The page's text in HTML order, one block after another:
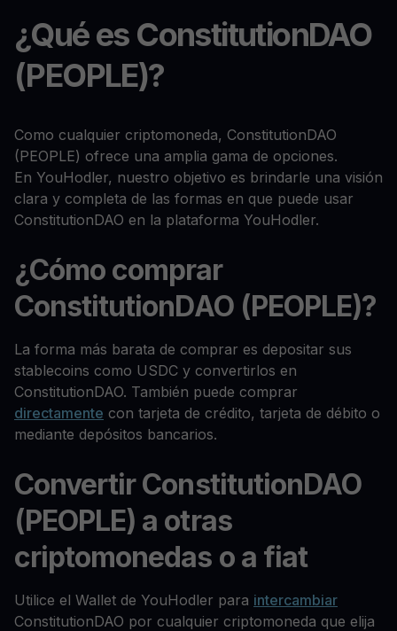
¿Qué es ConstitutionDAO
(PEOPLE)?
Como cualquier criptomoneda, ConstitutionDAO
(PEOPLE) ofrece una amplia gama de opciones.
En YouHodler, nuestro objetivo es brindarle una visión
clara y completa de las formas en que puede usar
ConstitutionDAO en la plataforma YouHodler.
¿Cómo comprar
ConstitutionDAO (PEOPLE)?
La forma más barata de comprar es depositar sus
stablecoins como USDC y convertirlos en
ConstitutionDAO. También puede comprar
directamente con tarjeta de crédito, tarjeta de débito o
mediante depósitos bancarios.
Convertir ConstitutionDAO
(PEOPLE) a otras
criptomonedas o a fiat
Utilice el Wallet de YouHodler para intercambiar
ConstitutionDAO por cualquier criptomoneda que elija